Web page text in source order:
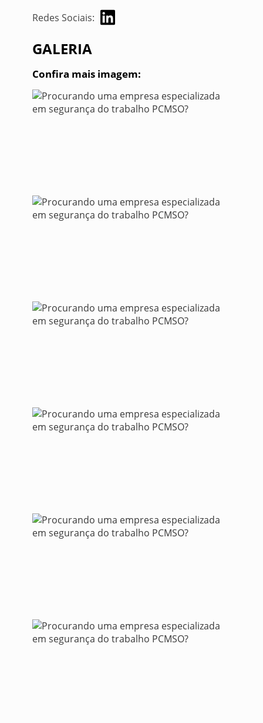
Redes Sociais:
GALERIA
Confira mais imagem: